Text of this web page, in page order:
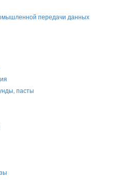
передачи данных
пасты